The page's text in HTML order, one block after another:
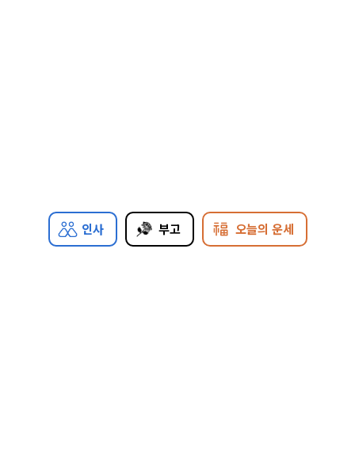
인사 부고 오늘의 운세